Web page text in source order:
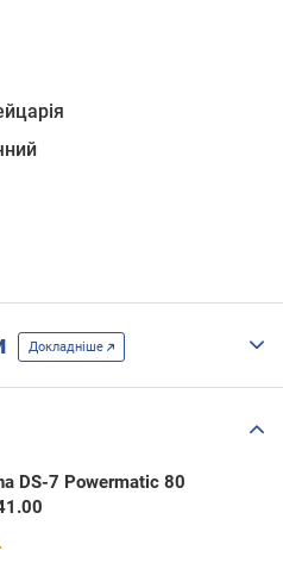
Докладніше
DS-7 Powermatic 80